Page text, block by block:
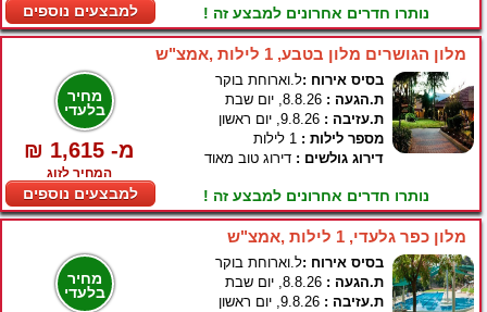
למבצעים נוספים נותרו חדרים אחרונים למבצע זה !
מלון הגושרים מלון בטבע, 1 לילות ,אמצ"ש
מחיר
בלעדי
₪ 1,615 -מ
המחיר לזוג
למבצעים נוספים
בסיס אירוח :ל.וארוחת בוקר
ת.הגעה :
ת.עזיבה :
מספר לילות :
דירוג גולשים : דירוג טוב מאוד
נותרו חדרים אחרונים למבצע זה !
מלון כפר גלעדי, 1 לילות ,אמצ"ש
מחיר
בלעדי
בסיס אירוח :ל.וארוחת בוקר
ת.הגעה :
ת.עזיבה :